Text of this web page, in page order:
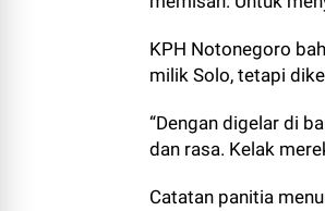
KPH Notonegoro
milik Solo, tetapi
“Dengan digelar di
dan rasa. Kelak
Catatan panitia